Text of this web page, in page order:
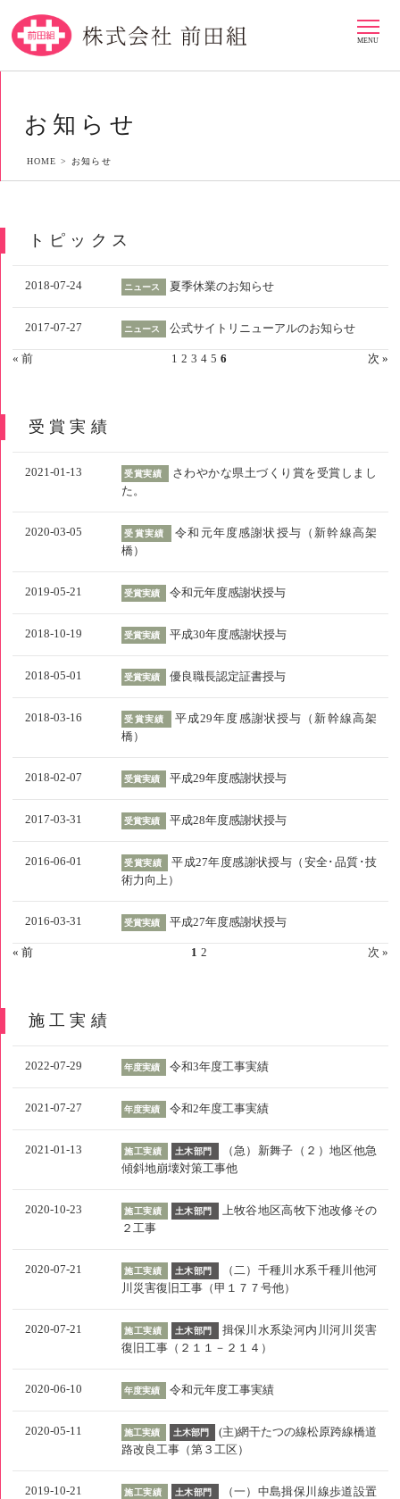
MENU
お知らせ
HOME > お知らせ
トピックス
2018-07-24 ニュース 夏季休業のお知らせ
2017-07-27 ニュース 公式サイトリニューアルのお知らせ
« 前 1 2 3 4 5 6 次 »
受賞実績
2021-01-13 受賞実績
さわやかな県土づくり賞を受賞しまし
た。
2020-03-05 受賞実績
令和元年度感謝状授与（新幹線高架
橋）
2019-05-21 受賞実績 令和元年度感謝状授与
2018-10-19 受賞実績 平成30年度感謝状授与
2018-05-01 受賞実績 優良職長認定証書授与
2018-03-16 受賞実績
平成29年度感謝状授与（新幹線高架
橋）
2018-02-07 受賞実績 平成29年度感謝状授与
2017-03-31 受賞実績 平成28年度感謝状授与
2016-06-01 受賞実績
平成27年度感謝状授与（安全･品質･技
術力向上）
2016-03-31 受賞実績 平成27年度感謝状授与
« 前 1 2 次 »
施工実績
2022-07-29 年度実績 令和3年度工事実績
2021-07-27 年度実績 令和2年度工事実績
2021-01-13 施工実績 土木部門
（急）新舞子（２）地区他急
傾斜地崩壊対策工事他
2020-10-23 施工実績 土木部門
上牧谷地区高牧下池改修その
２工事
2020-07-21 施工実績 土木部門
（二）千種川水系千種川他河
川災害復旧工事（甲１７７号他）
2020-07-21 施工実績 土木部門
揖保川水系染河内川河川災害
復旧工事（２１１－２１４）
2020-06-10 年度実績 令和元年度工事実績
2020-05-11 施工実績 土木部門
(主)網干たつの線松原跨線橋道
路改良工事（第３工区）
2019-10-21 施工実績 土木部門
（一）中島揖保川線歩道設置